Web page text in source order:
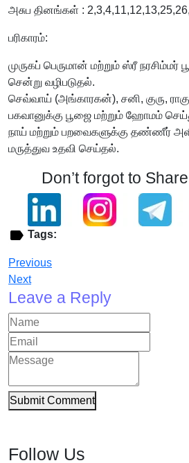
அசுப தினங்கள் :
பரிகாரம்:
முருகப் பெருமான் மற்றும் ஸ்ரீ
சென்று வழிபடுதல்.
செவ்வாய் (அங்காரகன்), சனி, குரு, ராகு
பகவானுக்கு பூஜை மற்றும் ஹோமம்
நாய் மற்றும் பறவைகளுக்கு தண்ணீர்
மருத்துவ உதவி செய்தல்.
Don’t forgot to
Tags:
Previous
Next
Leave a Reply
Submit Comment
Follow Us